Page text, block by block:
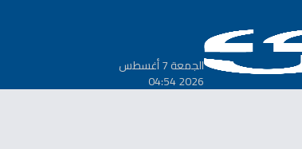
الجمعة 7 أغسطس
2026 04:54